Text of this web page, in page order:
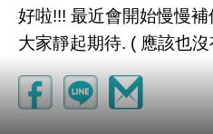
好啦!!! 最近會開始慢慢
大家靜起期待. ( 應該也